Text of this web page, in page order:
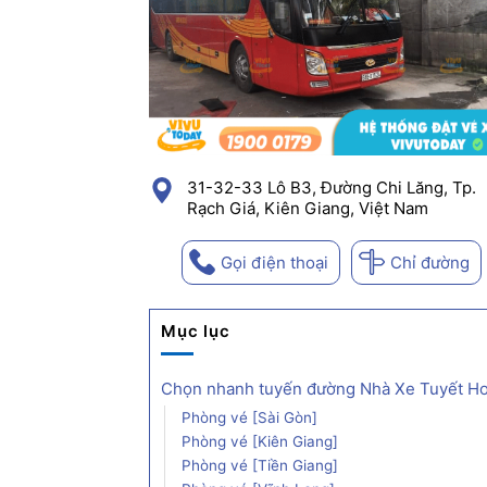
31-32-33 Lô B3, Đường Chi Lăng, Tp.
Rạch Giá, Kiên Giang, Việt Nam
Gọi điện thoại Chỉ đường
Mục lục
Chọn nhanh tuyến đường Nhà Xe Tuyết
Phòng vé [Sài Gòn]
Phòng vé [Kiên Giang]
Phòng vé [Tiền Giang]